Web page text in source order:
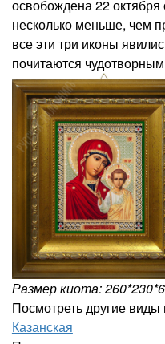
освобождена 22
несколько меньше, чем
все эти три иконы
почитаются
Размер киота:
Посмотреть другие виды
Казанская